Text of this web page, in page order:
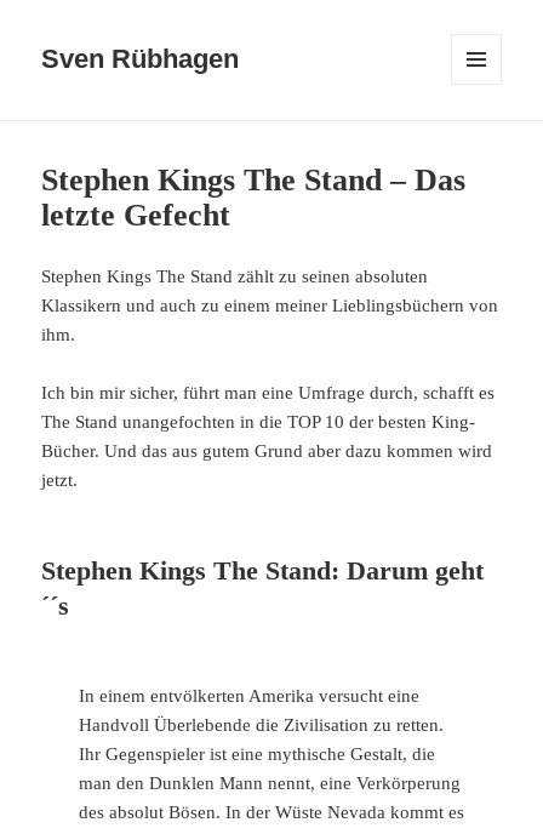
Sven Rübhagen
Stephen Kings The Stand – Das
letzte Gefecht
Stephen Kings The Stand zählt zu seinen absoluten
Klassikern und auch zu einem meiner Lieblingsbüchern von
ihm.
Ich bin mir sicher, führt man eine Umfrage durch, schafft es
The Stand unangefochten in die TOP 10 der besten King-
Bücher. Und das aus gutem Grund aber dazu kommen wird
jetzt.
Stephen Kings The Stand: Darum geht
´´s
In einem entvölkerten Amerika versucht eine
Handvoll Überlebende die Zivilisation zu retten.
Ihr Gegenspieler ist eine mythische Gestalt, die
man den Dunklen Mann nennt, eine Verkörperung
des absolut Bösen. In der Wüste Nevada kommt es